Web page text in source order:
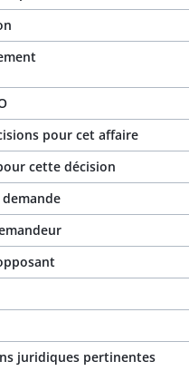
pour cet affaire
cette décision
juridiques pertinentes